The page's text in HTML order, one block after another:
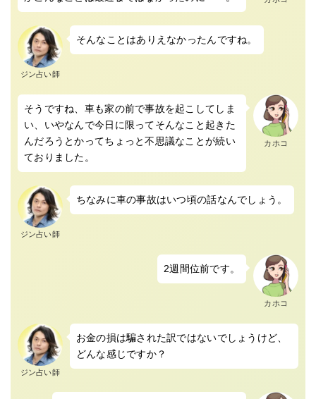
ジン占い師
そんなことはありえなかったんですね。
カホコ
そうですね、車も家の前で事故を起こしてしま
い、いやなんで今日に限ってそんなこと起きた
んだろうとかってちょっと不思議なことが続い
ておりました。
ジン占い師
ちなみに車の事故はいつ頃の話なんでしょう。
カホコ
2週間位前です。
ジン占い師
お金の損は騙された訳ではないでしょうけど、
どんな感じですか？